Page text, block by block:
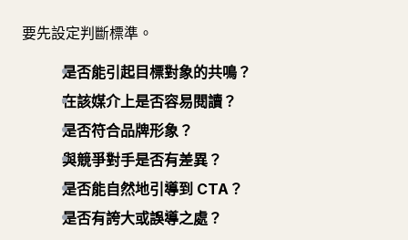
要先設定判斷標準。
是否能引起目標對象的共鳴？
在該媒介上是否容易閱讀？
是否符合品牌形象？
與競爭對手是否有差異？
是否能自然地引導到 CTA？
是否有誇大或誤導之處？